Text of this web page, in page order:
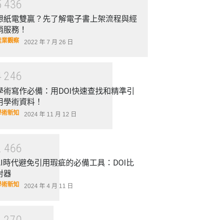
436
紙電雙贏？先了解電子書上架流程與經
服務！
業觀察 2022 年 7 月 26 日
246
術寫作必備：用DOI快速查找和精準引
學術資料！
術新知 2024 年 11 月 12 日
466
時代避免引用瑕疵的必備工具：DOI比
器
術新知 2024 年 4 月 11 日